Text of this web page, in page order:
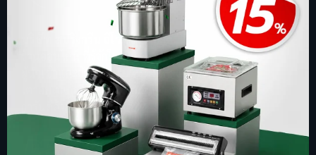
บริษัท สปริงกรีน อีโวลูชั่น จำกัด
ร้านออนไลน์ ที่รู้จักในชื่อ sgethai.com
ผู้นำเข้าและจัดจำหน่ายเครื่องซีลสูญญากาศ
เตาอบเบเกอรี่ ตู้อบลมร้อน เครื่องบดหมู
การันตีด้วยยอดขาย อันดับ 1